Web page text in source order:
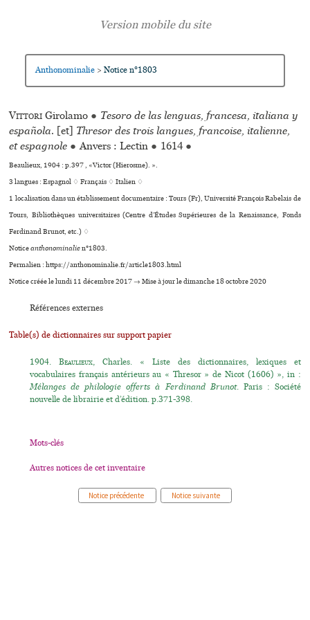
Anthonominalie > Notice n°1803
Vittori Girolamo ● Tesoro de las lenguas, francesa, italiana y
española. [et] Thresor des trois langues, francoise, italienne,
et espagnole ● Anvers : Lectin ● 1614 ●
Beaulieux, 1904 : p.397 , «Victor (Hierosme). ».
3 langues :Espagnol ♢Français ♢Italien ♢
1 localisation dans un établissement documentaire : Tours (Fr), Université François Rabelais de
Tours, Bibliothèques uni­ver­si­tai­res (Centre d’Études Supérieures de la Renaissance, Fonds
Ferdinand Brunot, etc.) ♢
Noticeanthonominalien°1803.
Permalien : https://anthonominalie.fr/article1803.html
Notice créée le lundi 11 décembre 2017 → Mise à jour le dimanche 18 octobre 2020
Références externes
Table(s) de dictionnaires sur support papier
1904.Beaulieux, Charles. « Liste des dictionnaires, lexiques et
vocabulaires français antérieurs au « Thresor » de Nicot (1606) », in :
Mélanges de philologie offerts à Ferdinand Brunot. Paris : Société
nouvelle de librairie et d’édition. p.371-398.
Mots-clés
Autres notices de cet inventaire
Notice précédente Notice suivante